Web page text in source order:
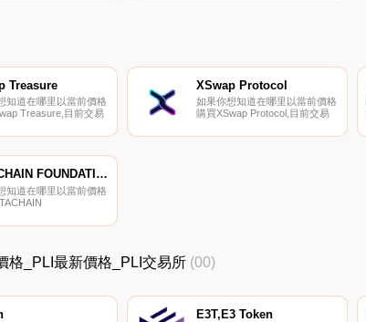
Treasure
知道在哪里以當前價格
Treasure,目前交易
易所是Bitrue。您可以
XSwap Protocol
如果你想知道在哪里以當前價格
購買XSwap Protocol,目前交易
密貨幣交易所是Bitrue、ProBit
DATACHAIN FOUNDATION (DC)
知道在哪里以當前價格
FOUNDATION
易所頁面上找到其他列
格_PLI最新價格_PLI交易所 (00)
E3T,E3 Token